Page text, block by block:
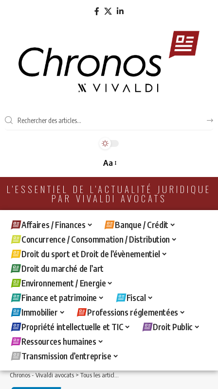
Aa
L'ESSENTIEL DE L'ACTUALITÉ JURIDIQUE
PAR VIVALDI AVOCATS
Affaires / Finances
Banque / Crédit
Concurrence / Consommation / Distribution
Droit du sport et Droit de l’évènementiel
Droit du marché de l’art
Environnement / Energie
Finance et patrimoine
Fiscal
Immobilier
Professions réglementées
Propriété intellectuelle et TIC
Droit Public
Ressources humaines
Transmission d’entreprise
Chronos - Vivaldi avocats>Tous les articles >Immobilier>Assurances>Faute